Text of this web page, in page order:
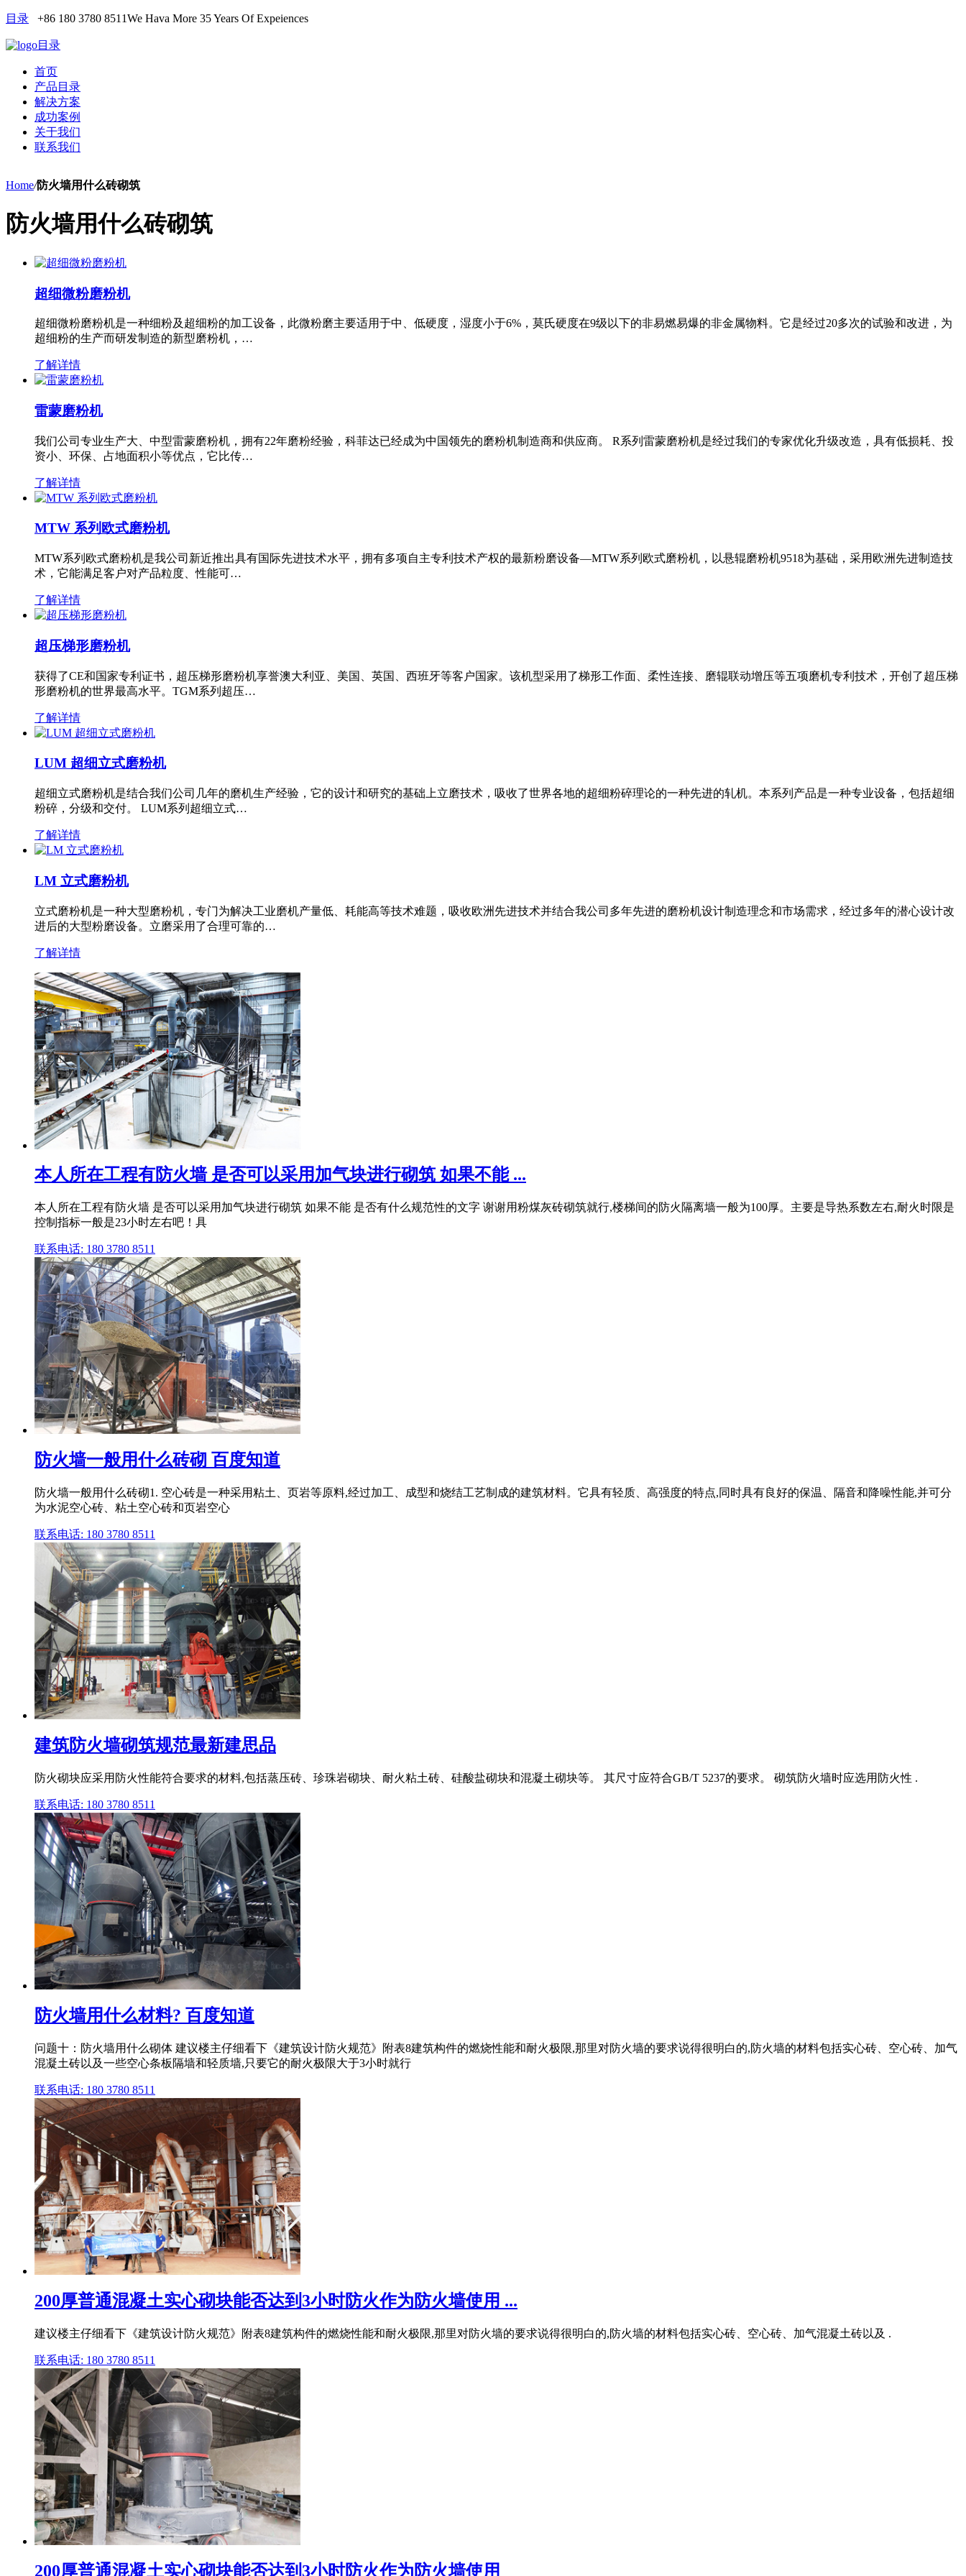
目录 +86 180 3780 8511We Hava More 35 Years Of Expeiences
目录
首页
产品目录
解决方案
成功案例
关于我们
联系我们
Home/防火墙用什么砖砌筑
防火墙用什么砖砌筑
超细微粉磨粉机
超细微粉磨粉机是一种细粉及超细粉的加工设备，此微粉磨主要适用于中、低硬度，湿度小于6%，莫氏硬度在9级以下的非易燃易爆的非金属物料。它是经过20多次的试验和改进，为
超细粉的生产而研发制造的新型磨粉机，…
了解详情
雷蒙磨粉机
我们公司专业生产大、中型雷蒙磨粉机，拥有22年磨粉经验，科菲达已经成为中国领先的磨粉机制造商和供应商。 R系列雷蒙磨粉机是经过我们的专家优化升级改造，具有低损耗、投
资小、环保、占地面积小等优点，它比传…
了解详情
MTW 系列欧式磨粉机
MTW系列欧式磨粉机是我公司新近推出具有国际先进技术水平，拥有多项自主专利技术产权的最新粉磨设备—MTW系列欧式磨粉机，以悬辊磨粉机9518为基础，采用欧洲先进制造技
术，它能满足客户对产品粒度、性能可…
了解详情
超压梯形磨粉机
获得了CE和国家专利证书，超压梯形磨粉机享誉澳大利亚、美国、英国、西班牙等客户国家。该机型采用了梯形工作面、柔性连接、磨辊联动增压等五项磨机专利技术，开创了超压梯
形磨粉机的世界最高水平。TGM系列超压…
了解详情
LUM 超细立式磨粉机
超细立式磨粉机是结合我们公司几年的磨机生产经验，它的设计和研究的基础上立磨技术，吸收了世界各地的超细粉碎理论的一种先进的轧机。本系列产品是一种专业设备，包括超细
粉碎，分级和交付。 LUM系列超细立式…
了解详情
LM 立式磨粉机
立式磨粉机是一种大型磨粉机，专门为解决工业磨机产量低、耗能高等技术难题，吸收欧洲先进技术并结合我公司多年先进的磨粉机设计制造理念和市场需求，经过多年的潜心设计改
进后的大型粉磨设备。立磨采用了合理可靠的…
了解详情
本人所在工程有防火墙 是否可以采用加气块进行砌筑 如果不能 ...
本人所在工程有防火墙 是否可以采用加气块进行砌筑 如果不能 是否有什么规范性的文字 谢谢用粉煤灰砖砌筑就行,楼梯间的防火隔离墙一般为100厚。主要是导热系数左右,耐火时限是
控制指标一般是23小时左右吧！具
联系电话: 180 3780 8511
防火墙一般用什么砖砌 百度知道
防火墙一般用什么砖砌1. 空心砖是一种采用粘土、页岩等原料,经过加工、成型和烧结工艺制成的建筑材料。它具有轻质、高强度的特点,同时具有良好的保温、隔音和降噪性能,并可分
为水泥空心砖、粘土空心砖和页岩空心
联系电话: 180 3780 8511
建筑防火墙砌筑规范最新建思品
防火砌块应采用防火性能符合要求的材料,包括蒸压砖、珍珠岩砌块、耐火粘土砖、硅酸盐砌块和混凝土砌块等。 其尺寸应符合GB/T 5237的要求。 砌筑防火墙时应选用防火性 .
联系电话: 180 3780 8511
防火墙用什么材料? 百度知道
问题十：防火墙用什么砌体 建议楼主仔细看下《建筑设计防火规范》附表8建筑构件的燃烧性能和耐火极限,那里对防火墙的要求说得很明白的,防火墙的材料包括实心砖、空心砖、加气
混凝土砖以及一些空心条板隔墙和轻质墙,只要它的耐火极限大于3小时就行
联系电话: 180 3780 8511
200厚普通混凝土实心砌块能否达到3小时防火作为防火墙使用 ...
建议楼主仔细看下《建筑设计防火规范》附表8建筑构件的燃烧性能和耐火极限,那里对防火墙的要求说得很明白的,防火墙的材料包括实心砖、空心砖、加气混凝土砖以及 .
联系电话: 180 3780 8511
200厚普通混凝土实心砌块能否达到3小时防火作为防火墙使用